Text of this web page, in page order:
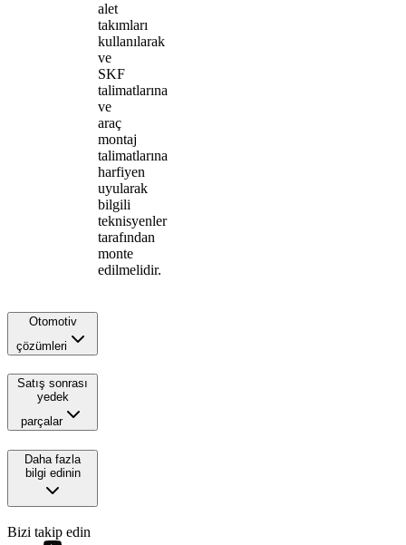
alet
takımları
kullanılarak
ve
SKF
talimatlarına
ve
araç
montaj
talimatlarına
harfiyen
uyularak
bilgili
teknisyenler
tarafından
monte
edilmelidir.
Otomotiv
çözümleri
Satış sonrası
yedek
parçalar
Daha fazla
bilgi edinin
Bizi takip edin